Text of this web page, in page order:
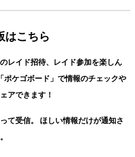
はこちら
レイド招待、レイド参加を楽しん
ケゴボード」で情報のチェックや
アできます！
て受信。 ほしい情報だけが通知さ